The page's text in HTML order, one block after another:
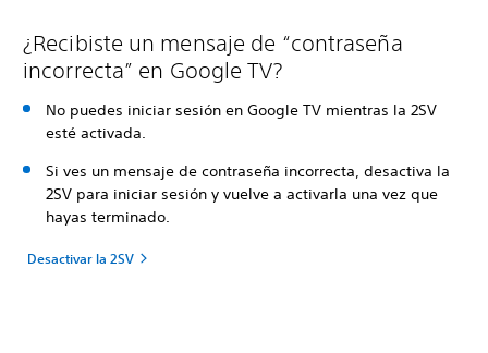
¿Recibiste un mensaje de “contraseña
incorrecta” en Google TV?
No puedes iniciar sesión en Google TV mientras la 2SV
esté activada.
Si ves un mensaje de contraseña incorrecta, desactiva la
2SV para iniciar sesión y vuelve a activarla una vez que
hayas terminado.
Desactivar la 2SV